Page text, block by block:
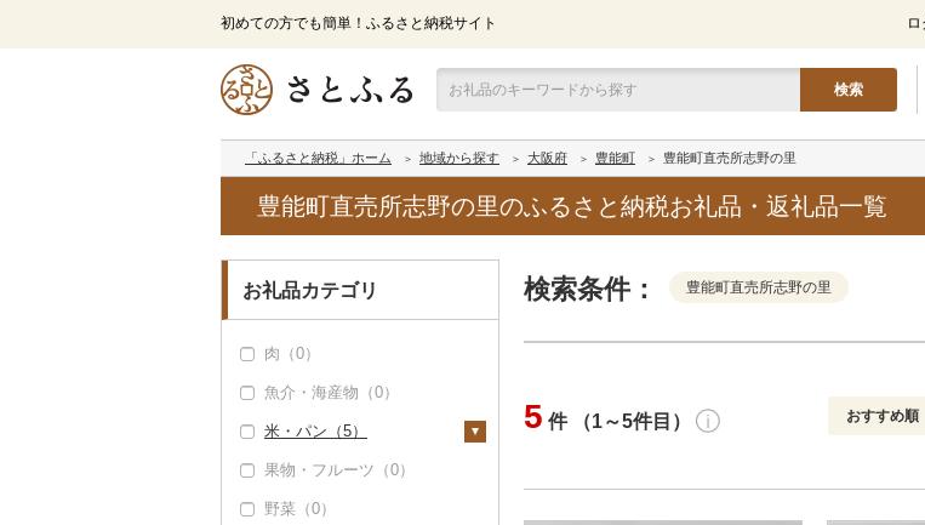
初めての方でも簡単！ふるさと納税サイト
検索
「ふるさと納税」ホーム 地域から探す 大阪府 豊能町 豊能町直売所志野の里
豊能町直売所志野の里のふるさと納税お礼品・返礼品一覧
お礼品カテゴリ
肉（0）
魚介・海産物（0）
米・パン（5）
米（5）
精米（5）
雑穀（0）
果物・フルーツ（0）
野菜（0）
検索条件： 豊能町直売所志野の里
寄付金額 発送種別
5 件 （1～5件目） おすすめ順